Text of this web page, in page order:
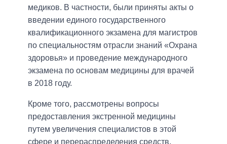
медиков. В частности, были приняты акты о
введении единого государственного
квалификационного экзамена для магистров
по специальностям отрасли знаний «Охрана
здоровья» и проведение международного
экзамена по основам медицины для врачей
в 2018 году.
Кроме того, рассмотрены вопросы
предоставления экстренной медицины
путем увеличения специалистов в этой
сфере и перераспределения средств.